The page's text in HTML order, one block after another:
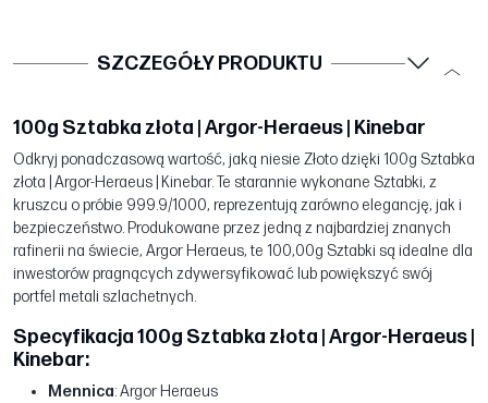
SZCZEGÓŁY PRODUKTU
100g Sztabka złota | Argor-Heraeus | Kinebar
Odkryj ponadczasową wartość, jaką niesie Złoto dzięki 100g Sztabka
złota | Argor-Heraeus | Kinebar. Te starannie wykonane Sztabki, z
kruszcu o próbie 999.9/1000, reprezentują zarówno elegancję, jak i
bezpieczeństwo. Produkowane przez jedną z najbardziej znanych
rafinerii na świecie, Argor Heraeus, te 100,00g Sztabki są idealne dla
inwestorów pragnących zdywersyfikować lub powiększyć swój
portfel metali szlachetnych.
Specyfikacja 100g Sztabka złota | Argor-Heraeus |
Kinebar:
Mennica: Argor Heraeus